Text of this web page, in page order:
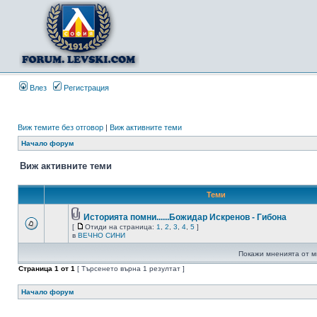
Влез Регистрация
Виж темите без отговор | Виж активните теми
Начало форум
Виж активните теми
Теми
Историята помни......Божидар Искренов - Гибона
[ Отиди на страница: 1 2 3 4 5 ]
в ВЕЧНО СИНИ
Покажи мненията от
Страница 1 от 1 [ Търсенето върна 1 резултат ]
Начало форум